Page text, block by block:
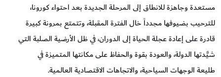
مستعدة وجاهزة للانطاق إلى المرحلة الجديدة بعد احتواء كورونا،
للترحيب بضيوفها مجدداً خال الفترة المقبلة، وتتمتع بمرونة كبيرة
قادرة على إعادة عجلة الحياة إلى الدوران، في ظل الأرضية الصلبة التي
شيَّدتها الدولة، والعودة بقوة والحفاظ على مكانتها المتميزة في
طليعة الوجهات السياحية، والاتجاهات الاقتصادية العالمية.